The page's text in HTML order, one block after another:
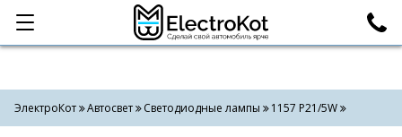
Категории Поиск
ЭлектроКот Автосвет Светодиодные лампы 1157 P21/5W